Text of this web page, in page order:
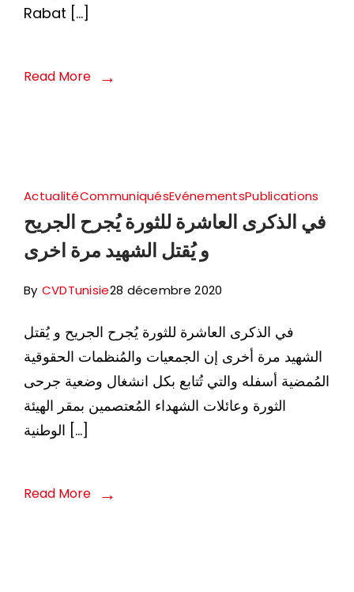
Rabat […]
Read More
ActualitéCommuniquésEvénementsPublications
في الذكرى العاشرة للثورة يُجرح الجريح
و يُقتل الشهيد مرة اخرى
By CVDTunisie28 décembre 2020
في الذكرى العاشرة للثورة يُجرح الجريح و يُقتل
الشهيد مرة أخرى إن الجمعيات والمُنظمات الحقوقية
المُمضية أسفله والتي تُتابع بكل انشغال وضعية جرحى
الثورة وعائلات الشهداء المُعتصمين بمقر الهيئة
الوطنية […]
Read More